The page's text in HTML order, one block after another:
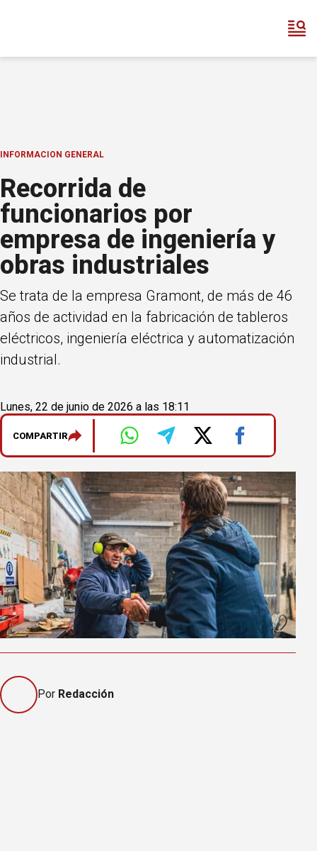
INFORMACION GENERAL
Recorrida de
funcionarios por
empresa de ingeniería y
obras industriales
Se trata de la empresa Gramont, de más de 46
años de actividad en la fabricación de tableros
eléctricos, ingeniería eléctrica y automatización
industrial.
Lunes, 22 de junio de 2026 a las 18:11
COMPARTIR
Por Redacción